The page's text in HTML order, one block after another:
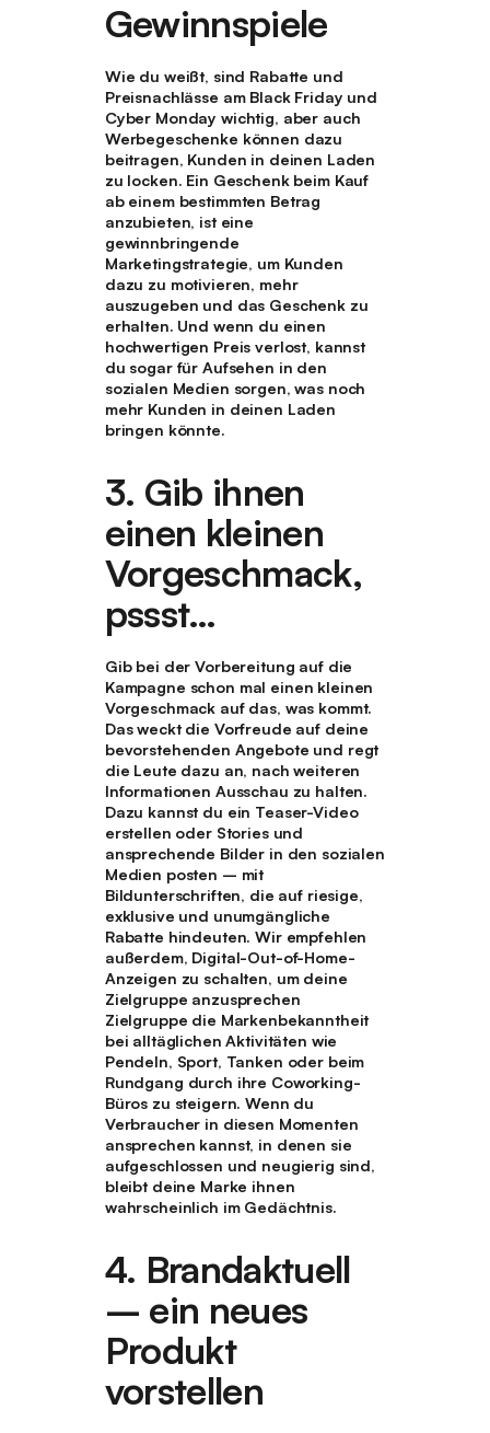
Gewinnspiele
Wie du weißt, sind Rabatte und
Preisnachlässe am Black Friday und
Cyber Monday wichtig, aber auch
Werbegeschenke können dazu
beitragen, Kunden in deinen Laden
zu locken. Ein Geschenk beim Kauf
ab einem bestimmten Betrag
anzubieten, ist eine
gewinnbringende
Marketingstrategie, um Kunden
dazu zu motivieren, mehr
auszugeben und das Geschenk zu
erhalten. Und wenn du einen
hochwertigen Preis verlost, kannst
du sogar für Aufsehen in den
sozialen Medien sorgen, was noch
mehr Kunden in deinen Laden
bringen könnte.
3. Gib ihnen
einen kleinen
Vorgeschmack,
pssst…
Gib bei der Vorbereitung auf die
Kampagne schon mal einen kleinen
Vorgeschmack auf das, was kommt.
Das weckt die Vorfreude auf deine
bevorstehenden Angebote und regt
die Leute dazu an, nach weiteren
Informationen Ausschau zu halten.
Dazu kannst du ein Teaser-Video
erstellen oder Stories und
ansprechende Bilder in den sozialen
Medien posten – mit
Bildunterschriften, die auf riesige,
exklusive und unumgängliche
Rabatte hindeuten. Wir empfehlen
außerdem, Digital-Out-of-Home-
Anzeigen zu schalten, um deine
Zielgruppe anzusprechen
Zielgruppe die Markenbekanntheit
bei alltäglichen Aktivitäten wie
Pendeln, Sport, Tanken oder beim
Rundgang durch ihre Coworking-
Büros zu steigern. Wenn du
Verbraucher in diesen Momenten
ansprechen kannst, in denen sie
aufgeschlossen und neugierig sind,
bleibt deine Marke ihnen
wahrscheinlich im Gedächtnis.
4. Brandaktuell
– ein neues
Produkt
vorstellen